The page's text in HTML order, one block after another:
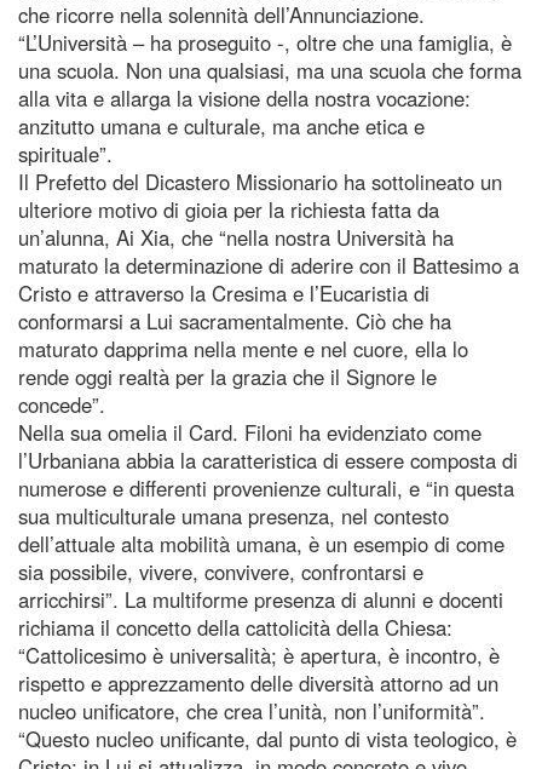
che ricorre nella solennità dell’Annunciazione.
“L’Università – ha proseguito -, oltre che una famiglia, è
una scuola. Non una qualsiasi, ma una scuola che forma
alla vita e allarga la visione della nostra vocazione:
anzitutto umana e culturale, ma anche etica e
spirituale”.
Il Prefetto del Dicastero Missionario ha sottolineato un
ulteriore motivo di gioia per la richiesta fatta da
un’alunna, Ai Xia, che “nella nostra Università ha
maturato la determinazione di aderire con il Battesimo a
Cristo e attraverso la Cresima e l’Eucaristia di
conformarsi a Lui sacramentalmente. Ciò che ha
maturato dapprima nella mente e nel cuore, ella lo
rende oggi realtà per la grazia che il Signore le
concede”.
Nella sua omelia il Card. Filoni ha evidenziato come
l’Urbaniana abbia la caratteristica di essere composta di
numerose e differenti provenienze culturali, e “in questa
sua multiculturale umana presenza, nel contesto
dell’attuale alta mobilità umana, è un esempio di come
sia possibile, vivere, convivere, confrontarsi e
arricchirsi”. La multiforme presenza di alunni e docenti
richiama il concetto della cattolicità della Chiesa:
“Cattolicesimo è universalità; è apertura, è incontro, è
rispetto e apprezzamento delle diversità attorno ad un
nucleo unificatore, che crea l’unità, non l’uniformità”.
“Questo nucleo unificante, dal punto di vista teologico, è